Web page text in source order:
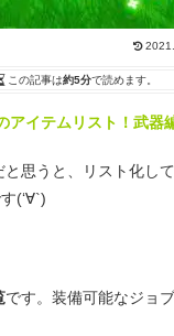
この記事は約5分で読めます。
イテムリスト！武器
思うと、リスト化し
(‘∀`)
です。装備可能なジョ